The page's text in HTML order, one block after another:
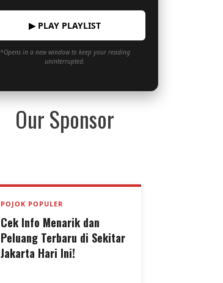
▶ PLAY PLAYLIST
*Opens in a new window to keep your reading
uninterrupted.
Our Sponsor
POJOK POPULER
Cek Info Menarik dan
Peluang Terbaru di Sekitar
Jakarta Hari Ini!